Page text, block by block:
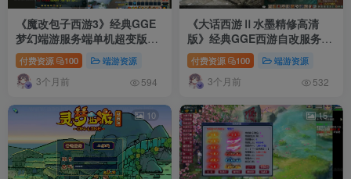
《魔改包子西游3》经典GGE
梦幻端游服务端单机超变版
+配套客户端+GM功能网关+配
套源码+大量玩法说明+详细启
动教程
付费资源 100 端游资源
3个月前 594
《大话西游Ⅱ水墨精修高清
版》经典GGE西游自改服务端
+天梯竞赛+GM工具+配套源码
+部分功能优化+视频教程
付费资源 100 端游资源
3个月前 532
10 15